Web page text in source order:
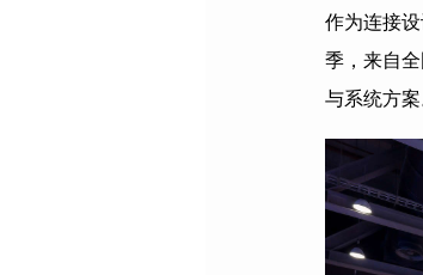
作为连接
季，来自
与系统方